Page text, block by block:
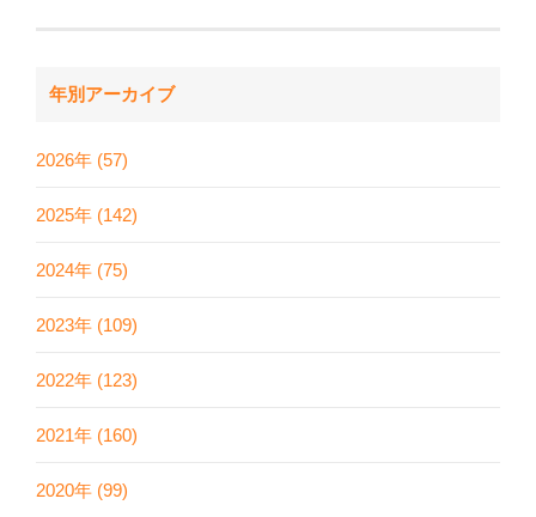
年別アーカイブ
2026年 (57)
2025年 (142)
2024年 (75)
2023年 (109)
2022年 (123)
2021年 (160)
2020年 (99)